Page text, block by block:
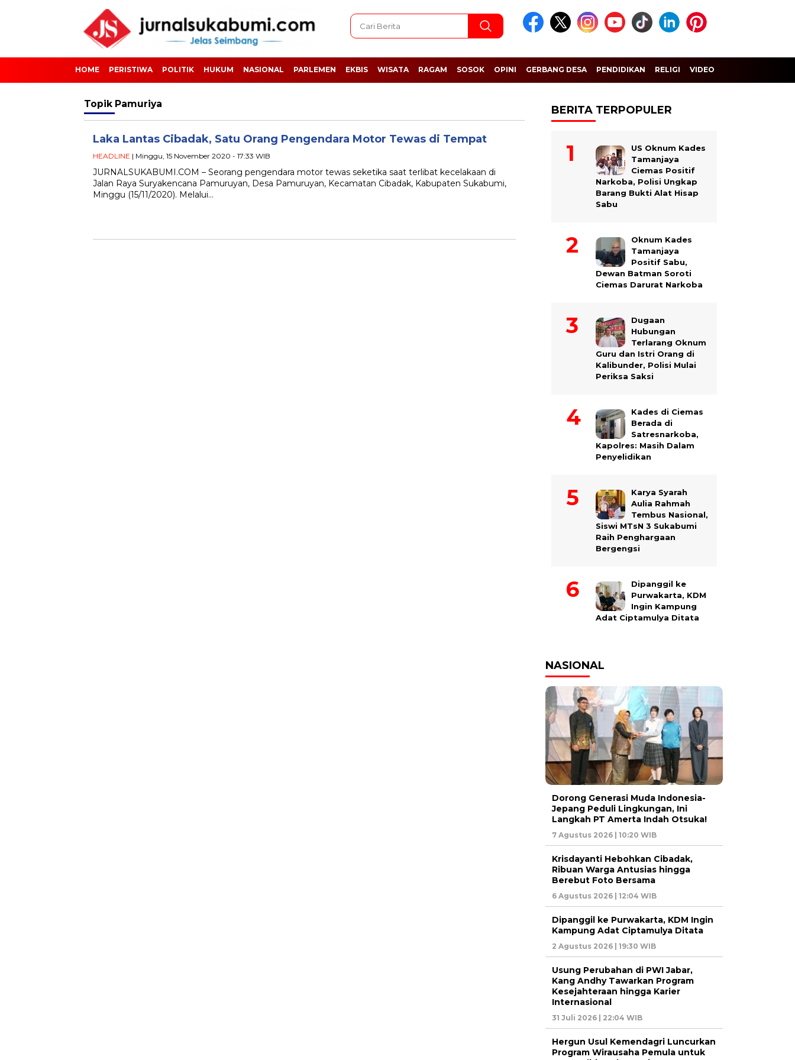
HOME PERISTIWA POLITIK HUKUM NASIONAL PARLEMEN EKBIS WISATA RAGAM SOSOK OPINI GERBANG DESA PENDIDIKAN RELIGI VIDEO
Topik Pamuriya
Laka Lantas Cibadak, Satu Orang Pengendara Motor Tewas di Tempat
HEADLINE | Minggu, 15 November 2020 - 17:33 WIB
JURNALSUKABUMI.COM – Seorang pengendara motor tewas seketika saat terlibat kecelakaan di
Jalan Raya Suryakencana Pamuruyan, Desa Pamuruyan, Kecamatan Cibadak, Kabupaten Sukabumi,
Minggu (15/11/2020). Melalui…
BERITA TERPOPULER
US Oknum Kades
Tamanjaya
Ciemas Positif
Narkoba, Polisi Ungkap
Barang Bukti Alat Hisap
Sabu
Oknum Kades
Tamanjaya
Positif Sabu,
Dewan Batman Soroti
Ciemas Darurat Narkoba
Dugaan
Hubungan
Terlarang Oknum
Guru dan Istri Orang di
Kalibunder, Polisi Mulai
Periksa Saksi
Kades di Ciemas
Berada di
Satresnarkoba,
Kapolres: Masih Dalam
Penyelidikan
Karya Syarah
Aulia Rahmah
Tembus Nasional,
Siswi MTsN 3 Sukabumi
Raih Penghargaan
Bergengsi
Dipanggil ke
Purwakarta, KDM
Ingin Kampung
Adat Ciptamulya Ditata
NASIONAL
Dorong Generasi Muda Indonesia-
Jepang Peduli Lingkungan, Ini
Langkah PT Amerta Indah Otsuka!
7 Agustus 2026 | 10:20 WIB
Krisdayanti Hebohkan Cibadak,
Ribuan Warga Antusias hingga
Berebut Foto Bersama
6 Agustus 2026 | 12:04 WIB
Dipanggil ke Purwakarta, KDM Ingin
Kampung Adat Ciptamulya Ditata
2 Agustus 2026 | 19:30 WIB
Usung Perubahan di PWI Jabar,
Kang Andhy Tawarkan Program
Kesejahteraan hingga Karier
Internasional
31 Juli 2026 | 22:04 WIB
Hergun Usul Kemendagri Luncurkan
Program Wirausaha Pemula untuk